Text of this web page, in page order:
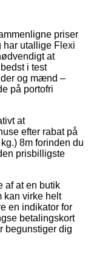
priser
har utallige Flexi
at
i test
og mænd –
på portofri
at
efter rabat på
8m forinden du
prisbilligste
af at en butik
kan virke helt
en indikator for
betalingskort
begunstiger dig